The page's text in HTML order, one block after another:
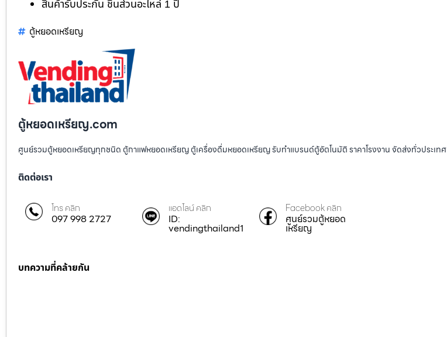
สินค้ารับประกัน ชิ้นส่วนอะไหล่ 1 ปี
ตู้หยอดเหรียญ
ตู้หยอดเหรียญ.com
ศูนย์รวมตู้หยอดเหรียญทุกชนิด ตู้กาแฟหยอดเหรียญ ตู้เครื่องดื่มหยอดเหรียญ รับทำแบรนด์ตู้อัตโนมัติ ราคาโรงงาน จัดส่งทั่วประเทศ
ติดต่อเรา
โทร คลิก
097 998 2727
แอดไลน์ คลิก
ID:
vendingthailand1
Facebook คลิก
ศูนย์รวมตู้หยอด
เหรียญ
บทความที่คล้ายกัน